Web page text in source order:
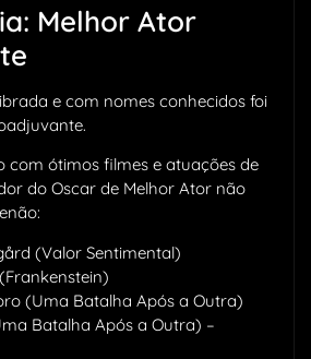
Melhor Ator
e com nomes conhecidos foi
com ótimos filmes e atuações de
do Oscar de Melhor Ator não
(Valor Sentimental)
(Uma Batalha Após a Outra)
Batalha Após a Outra) –